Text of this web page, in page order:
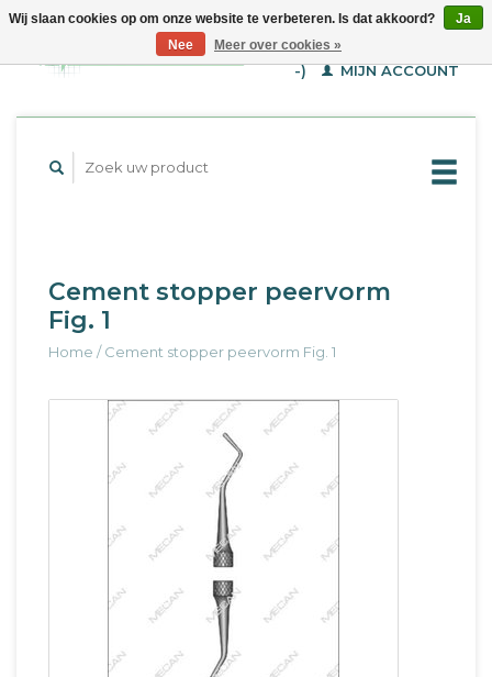
WINKELWAGEN (€--,-
-)
MIJN ACCOUNT
Cement stopper peervorm
Fig. 1
Home /Cement stopper peervorm Fig. 1
Wij slaan cookies op om onze website te verbeteren. Is dat akkoord?
Ja
Nee
Meer over cookies »